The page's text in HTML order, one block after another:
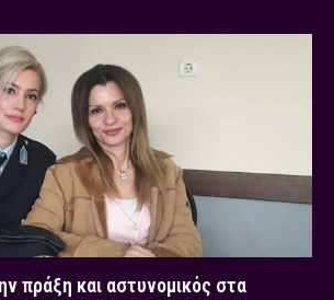
πράξη και αστυνομικός στα